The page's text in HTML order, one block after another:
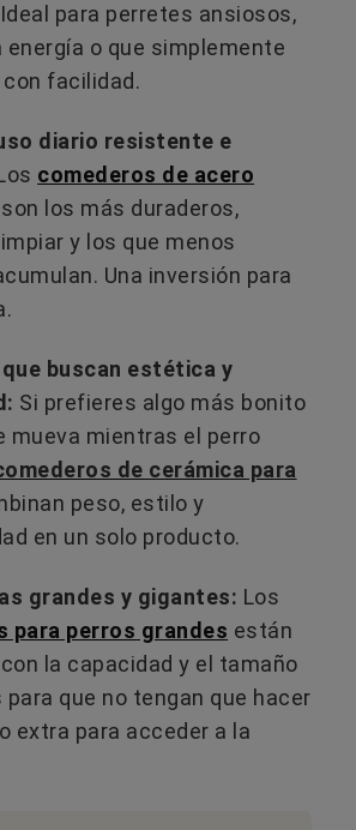
para perretes ansiosos,
energía o que simplemente
facilidad.
diario resistente e
comederos de acero
son los más duraderos,
y los que menos
Una inversión para
buscan estética y
Si prefieres algo más bonito
mueva mientras el perro
de cerámica para
peso, estilo y
en un solo producto.
grandes y gigantes: Los
para perros grandes están
la capacidad y el tamaño
para que no tengan que hacer
extra para acceder a la